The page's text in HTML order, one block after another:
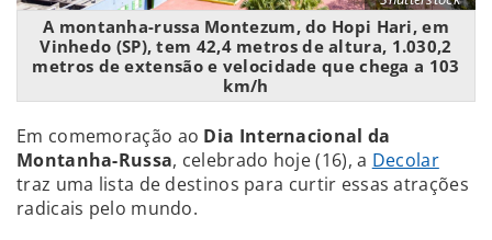
A montanha-russa Montezum, do Hopi Hari, em
Vinhedo (SP), tem 42,4 metros de altura, 1.030,2
metros de extensão e velocidade que chega a 103
km/h
Em comemoração ao Dia Internacional da
Montanha-Russa, celebrado hoje (16), a Decolar
traz uma lista de destinos para curtir essas atrações
radicais pelo mundo.